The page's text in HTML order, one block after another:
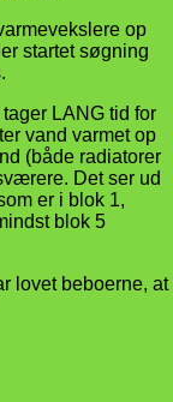
op
startet søgning
LANG tid for
vand varmet op
(både radiatorer
Det ser ud
er i blok 1,
blok 5
lovet beboerne, at